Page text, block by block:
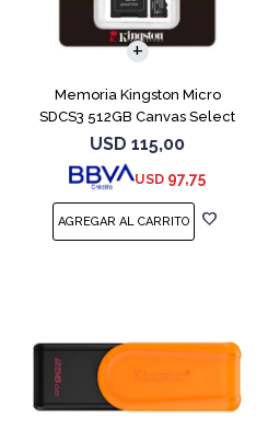
Memoria Kingston Micro
SDCS3 512GB Canvas Select
Plus
USD 115,00
USD 97,75